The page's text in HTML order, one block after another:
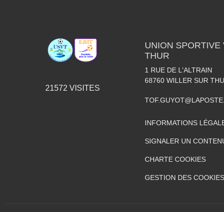
21572 VISITES
UNION SPORTIVE
THUR
1 RUE DE L'ALTRAIN
68760 WILLER SUR
INFORMATIONS
SIGNALER UN
CHARTE COOKIES
GESTION DES COOKIES